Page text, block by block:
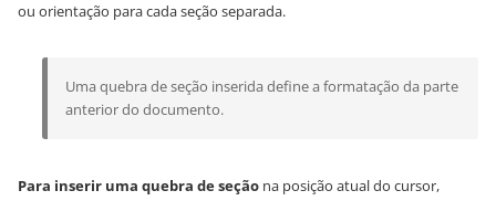
ou orientação para cada seção separada.
Uma quebra de seção inserida define a formatação da parte
anterior do documento.
Para inserir uma quebra de seção na posição atual do cursor,